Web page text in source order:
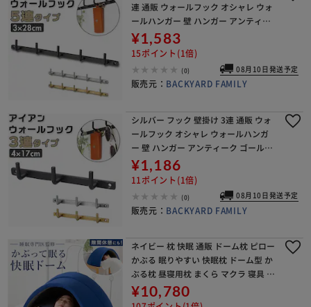
連 通販 ウォールフック オシャレ ウォ
ールハンガー 壁 ハンガー アンティー
ク ゴールド シルバー ブラック おしゃ
れ アイアンフック コート掛け コート
¥1,583
15ポイント(1倍)
(0) 08月10日発送予定
販売元： BACKYARD FAMILY
シルバー フック 壁掛け 3連 通販 ウォ
ールフック オシャレ ウォールハンガ
ー 壁 ハンガー アンティーク ゴールド
シルバー ブラック おしゃれ アイアン
フック コート掛け コートハンガー ア
¥1,186
11ポイント(1倍)
(0) 08月10日発送予定
販売元： BACKYARD FAMILY
ネイビー 枕 快眠 通販 ドーム枕 ピロー
かぶる 眠りやすい 快眠枕 ドーム型 か
ぶる枕 昼寝用枕 まくら マクラ 寝具 う
たたね枕 快眠ドーム お昼寝 夜勤明け
光もれ対策 IGLOO PROID
¥10,780